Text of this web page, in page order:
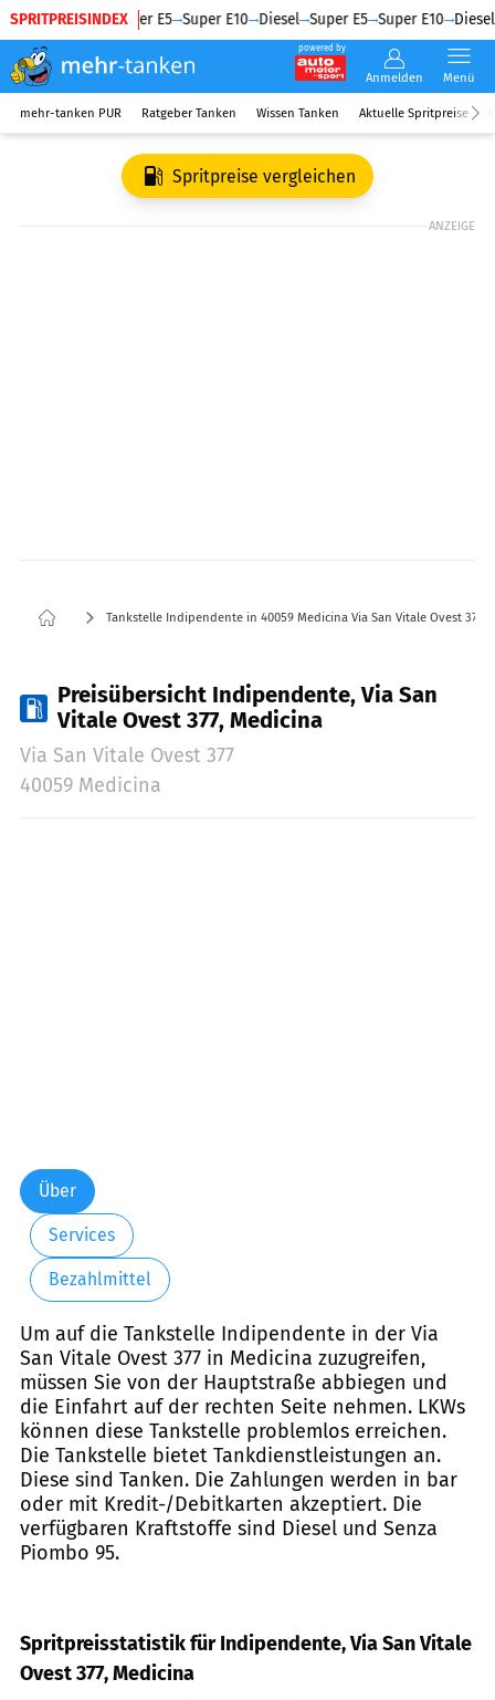
SPRITPREISINDEX
Diesel Super E5 Super E10 Diesel Super E5 Super E10 Diesel
powered by
Anmelden Menü
mehr-tanken PUR Ratgeber Tanken Wissen Tanken Aktuelle Spritpreise
Spritpreise vergleichen
ANZEIGE
Tankstelle Indipendente in 40059 Medicina Via San Vitale Ovest 377
Preisübersicht Indipendente, Via San
Vitale Ovest 377, Medicina
Via San Vitale Ovest 377
40059 Medicina
Über
Services
Bezahlmittel
Um auf die Tankstelle Indipendente in der Via
San Vitale Ovest 377 in Medicina zuzugreifen,
müssen Sie von der Hauptstraße abbiegen und
die Einfahrt auf der rechten Seite nehmen. LKWs
können diese Tankstelle problemlos erreichen.
Die Tankstelle bietet Tankdienstleistungen an.
Diese sind Tanken. Die Zahlungen werden in bar
oder mit Kredit-/Debitkarten akzeptiert. Die
verfügbaren Kraftstoffe sind Diesel und Senza
Piombo 95.
Spritpreisstatistik für Indipendente, Via San Vitale
Ovest 377, Medicina